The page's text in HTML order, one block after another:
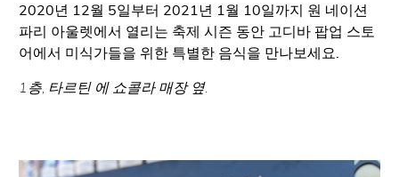
2020년 12월 5일부터 2021년 1월 10일까지 원 네이션
파리 아울렛에서 열리는 축제 시즌 동안 고디바 팝업 스토
어에서 미식가들을 위한 특별한 음식을 만나보세요.
1층, 타르틴 에 쇼콜라 매장 옆.